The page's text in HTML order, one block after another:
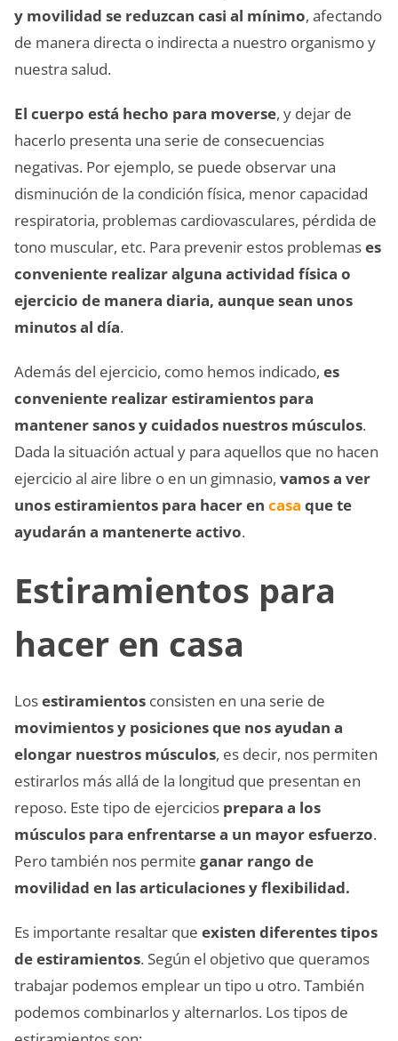
y movilidad se reduzcan casi al mínimo, afectando
de manera directa o indirecta a nuestro organismo y
nuestra salud.
El cuerpo está hecho para moverse, y dejar de
hacerlo presenta una serie de consecuencias
negativas. Por ejemplo, se puede observar una
disminución de la condición física, menor capacidad
respiratoria, problemas cardiovasculares, pérdida de
tono muscular, etc. Para prevenir estos problemases
conveniente realizar alguna actividad física o
ejercicio de manera diaria, aunque sean unos
minutos al día.
Además del ejercicio, como hemos indicado, es
conveniente realizar estiramientos para
mantener sanos y cuidados nuestros músculos.
Dada la situación actual y para aquellos que no hacen
ejercicio al aire libre o en un gimnasio, vamos a ver
unos estiramientos para hacer en casa que te
ayudarán a mantenerte activo.
Estiramientos para
hacer en casa
Losestiramientos consisten en una serie de
movimientos y posiciones que nos ayudan a
elongar nuestros músculos, es decir, nos permiten
estirarlos más allá de la longitud que presentan en
reposo. Este tipo de ejercicios prepara a los
músculos para enfrentarse a un mayor esfuerzo.
Pero también nos permite ganar rango de
movilidad en las articulaciones y flexibilidad.
Es importante resaltar que existen diferentes tipos
de estiramientos. Según el objetivo que queramos
trabajar podemos emplear un tipo u otro. También
podemos combinarlos y alternarlos. Los tipos de